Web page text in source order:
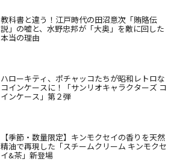
教科書と違う！江戸時代の田沼意次「賄賂伝
説」の嘘と、水野忠邦が「大奥」を敵に回した
本当の理由
ハローキティ、ポチャッコたちが昭和レトロな
コインケースに！「サンリオキャラクターズ コ
インケース」第２弾
【季節・数量限定】キンモクセイの香りを天然
精油で再現した「スチームクリーム キンモクセ
イ&茶」新登場